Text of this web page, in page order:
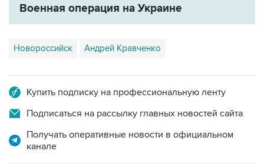
Военная операция на Украине
Новороссийск Андрей Кравченко
Купить подписку на профессиональную ленту
Подписаться на рассылку главных новостей сайта
Получать оперативные новости в официальном
канале